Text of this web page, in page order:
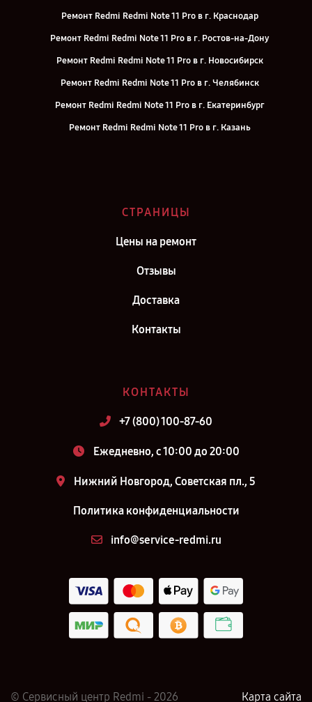
Ремонт Redmi Redmi Note 11 Pro в г. Краснодар
Ремонт Redmi Redmi Note 11 Pro в г. Ростов-на-Дону
Ремонт Redmi Redmi Note 11 Pro в г. Новосибирск
Ремонт Redmi Redmi Note 11 Pro в г. Челябинск
Ремонт Redmi Redmi Note 11 Pro в г. Екатеринбург
Ремонт Redmi Redmi Note 11 Pro в г. Казань
Ремонт Redmi Redmi Note 11 Pro в г. Киров
СТРАНИЦЫ
Цены на ремонт
Отзывы
Доставка
Контакты
КОНТАКТЫ
+7 (800) 100-87-60
Ежедневно, с 10:00 до 20:00
Нижний Новгород, Советская пл., 5
Политика конфиденциальности
info@service-redmi.ru
© Сервисный центр Redmi - 2026 Карта сайта